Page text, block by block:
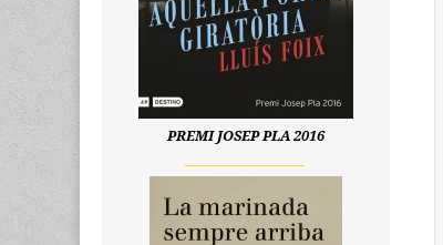
PREMI JOSEP PLA 2016